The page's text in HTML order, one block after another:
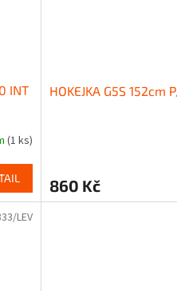
INT
(1 ks)
HOKEJKA G5S 152cm
860 Kč
LEV